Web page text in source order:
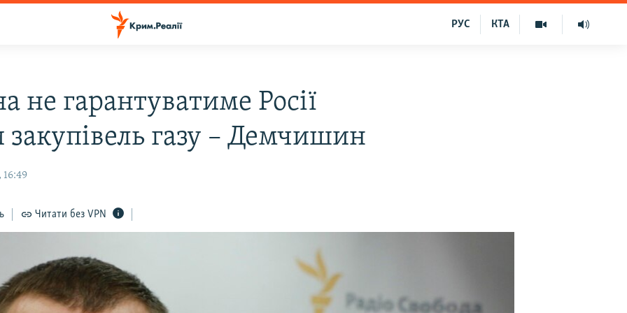
КТА
РУС
не гарантуватиме Росії
закупівель газу – Демчишин
16:49
Читати без VPN